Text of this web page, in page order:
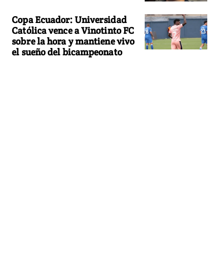
Copa Ecuador: Universidad
Católica vence a Vinotinto FC
sobre la hora y mantiene vivo
el sueño del bicampeonato